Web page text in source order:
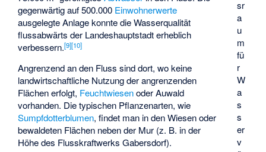
sr
a
u
m
fü
r
W
a
s
s
er
v
gegenwärtig auf 500.000 Einwohnerwerte
ausgelegte Anlage konnte die Wasserqualität
flussabwärts der Landeshauptstadt erheblich
verbessern.[9][10]
Angrenzend an den Fluss sind dort, wo keine
landwirtschaftliche Nutzung der angrenzenden
Flächen erfolgt, Feuchtwiesenoder Auwald
vorhanden. Die typischen Pflanzenarten, wie
Sumpfdotterblumen, findet man in den Wiesen oder
bewaldeten Flächen neben der Mur (z. B. in der
Höhe des Flusskraftwerks Gabersdorf).